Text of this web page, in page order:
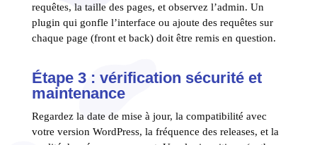
requêtes, la taille des pages, et observez l’admin. Un
plugin qui gonfle l’interface ou ajoute des requêtes sur
chaque page (front et back) doit être remis en question.
Étape 3 : vérification sécurité et
maintenance
Regardez la date de mise à jour, la compatibilité avec
votre version WordPress, la fréquence des releases, et la